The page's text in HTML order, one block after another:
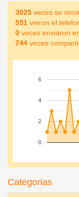
3025 veces se
551 vieron el
0 veces enviaron
744 veces
0
2
4
6
Categorias